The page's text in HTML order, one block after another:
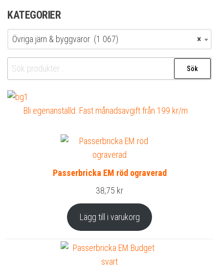
KATEGORIER
×
Övriga järn & byggvaror (1 067)
Sök
efter:
Sök
Bli egenanställd. Fast månadsavgift från 199 kr/m
Passerbricka EM röd ograverad
38,75 kr
Lägg till i varukorg